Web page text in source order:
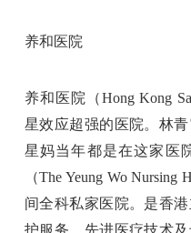
养和医院
养和医院（Hong Kong
星效应超强的医院。林
星妈当年都是在这家医
（The Yeung Wo
间全科私家医院。是香
护服务、先进医疗技术